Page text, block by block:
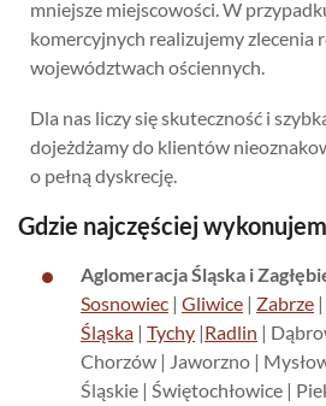
mniejsze miejscowości. W
komercyjnych realizujemy zlecenia
województwach ościennych.
Dla nas liczy się skuteczność i
dojeżdżamy do klientów
o pełną dyskrecję.
Gdzie najczęściej
Aglomeracja Śląska i
Sosnowiec | Gliwice | Zabrze
Śląska | Tychy |Radlin |
Chorzów | Jaworzno |
Śląskie | Świętochłowice |